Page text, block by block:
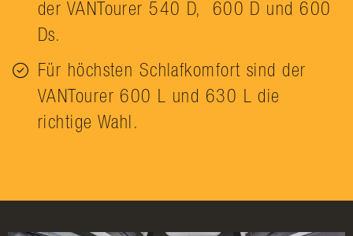
der VANTourer 540 D, 600 D und 600
Ds.
Für höchsten Schlafkomfort sind der
VANTourer 600 L und 630 L die
richtige Wahl.